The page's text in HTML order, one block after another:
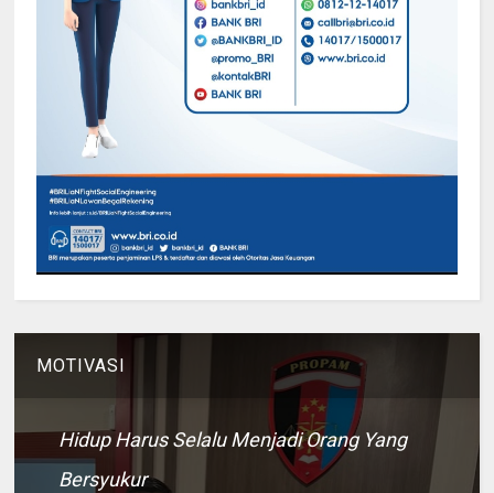
MOTIVASI
Hidup Harus Selalu Menjadi Orang Yang
Bersyukur